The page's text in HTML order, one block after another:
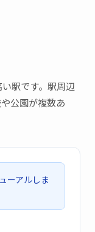
駅です。駅周辺
公園が複数あ
ーアルしま